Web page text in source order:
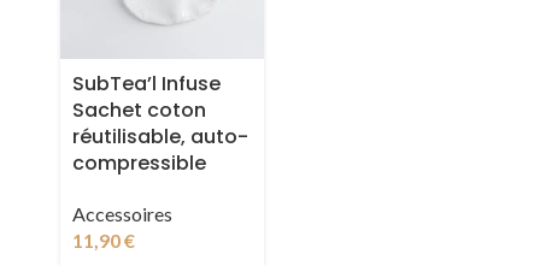
SubTea’l Infuse
Sachet coton
réutilisable, auto-
compressible
Accessoires
11,90€